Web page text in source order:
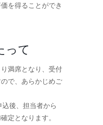
を得ることができ
って
満席となり、受付
で、あらかじめご
後、担当者から
定となります。